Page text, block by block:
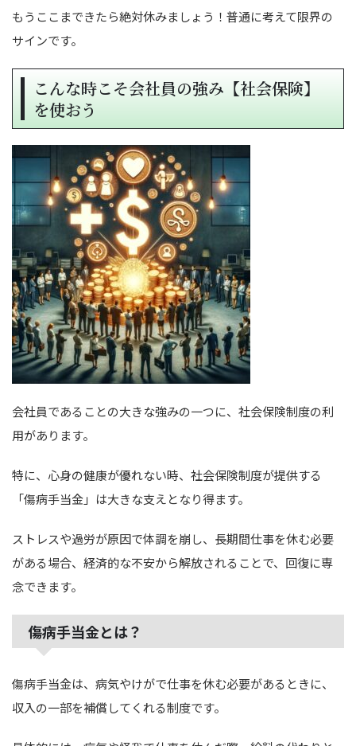
もうここまできたら絶対休みましょう！普通に考えて限界の
サインです。
こんな時こそ会社員の強み【社会保険】
を使おう
会社員であることの大きな強みの一つに、社会保険制度の利
用があります。
特に、心身の健康が優れない時、社会保険制度が提供する
「傷病手当金」は大きな支えとなり得ます。
ストレスや過労が原因で体調を崩し、長期間仕事を休む必要
がある場合、経済的な不安から解放されることで、回復に専
念できます。
傷病手当金とは？
傷病手当金は、病気やけがで仕事を休む必要があるときに、
収入の一部を補償してくれる制度です。